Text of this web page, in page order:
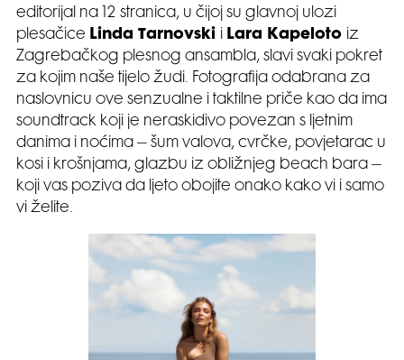
editorijal na 12 stranica, u čijoj su glavnoj ulozi
plesačice Linda Tarnovski Lara Kapeloto iz
Zagrebačkog plesnog ansambla, slavi svaki pokret
za kojim naše tijelo žudi. Fotografija odabrana za
naslovnicu ove senzualne i taktilne priče kao da ima
soundtrack koji je neraskidivo povezan s ljetnim
danima i noćima – šum valova, cvrčke, povjetarac u
kosi i krošnjama, glazbu iz obližnjeg beach bara –
koji vas poziva da ljeto obojite onako kako vi i samo
vi želite.